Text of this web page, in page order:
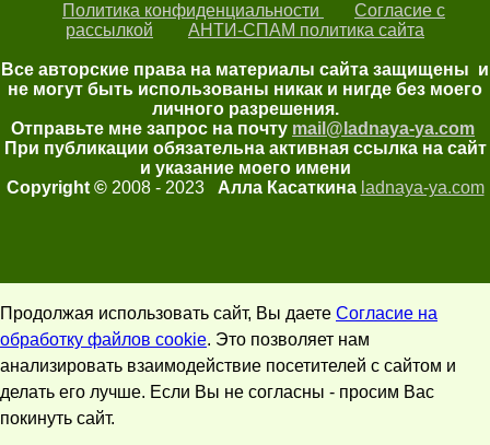
Политика конфиденциальности
Согласие с
рассылкой
АНТИ-СПАМ политика сайта
Все авторские права на материалы сайта защищены и
не могут быть использованы никак и нигде без моего
личного разрешения.
Отправьте мне запрос на почту mail@ladnaya-ya.com
При публикации обязательна активная ссылка на сайт
и указание моего имени
Copyright ©2008 - 2023 Алла Касаткина ladnaya-ya.com
Продолжая использовать сайт, Вы даете Согласие на
обработку файлов cookie. Это позволяет нам
анализировать взаимодействие посетителей с сайтом и
делать его лучше. Если Вы не согласны - просим Вас
покинуть сайт.